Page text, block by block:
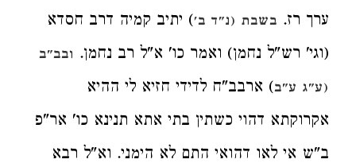
ערך רז. בשבת (נ"ד ב') יתיב קמיה דרב חסדא
(וגי' רש"ל נחמן) ואמר כו' א"ל רב נחמן. ובב"ב
(ע"ג ע"ב) ארבב"ח לדידי חזיא לי ההיא
אקרוקתא דהוי כשתין בתי אתא תנינא כו' אר"פ
ב"ש אי לאו דהואי התם לא הימני. וא"ל רבא